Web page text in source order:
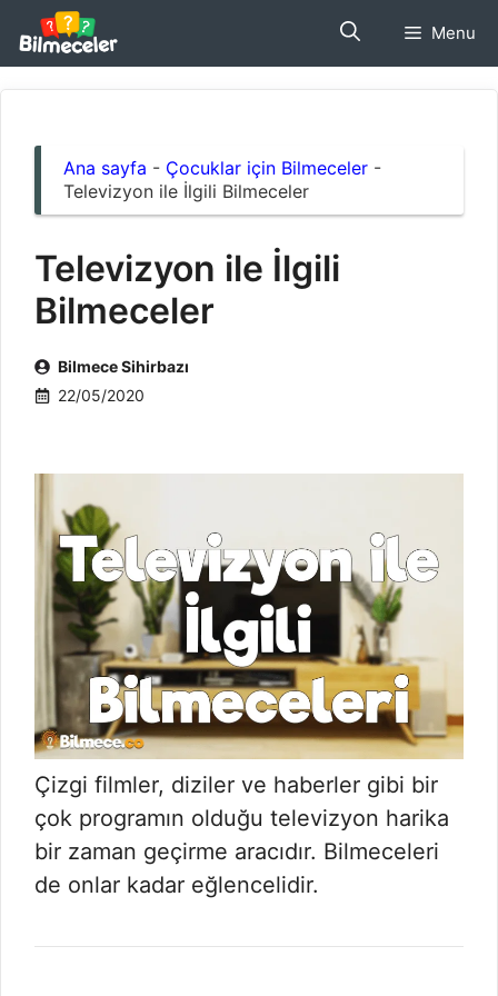
İçeriğe
atla
Menu
Ana sayfa - Çocuklar için Bilmeceler -
Televizyon ile İlgili Bilmeceler
Televizyon ile İlgili
Bilmeceler
Bilmece Sihirbazı
22/05/2020
Çizgi filmler, diziler ve haberler gibi bir
çok programın olduğu televizyon harika
bir zaman geçirme aracıdır. Bilmeceleri
de onlar kadar eğlencelidir.